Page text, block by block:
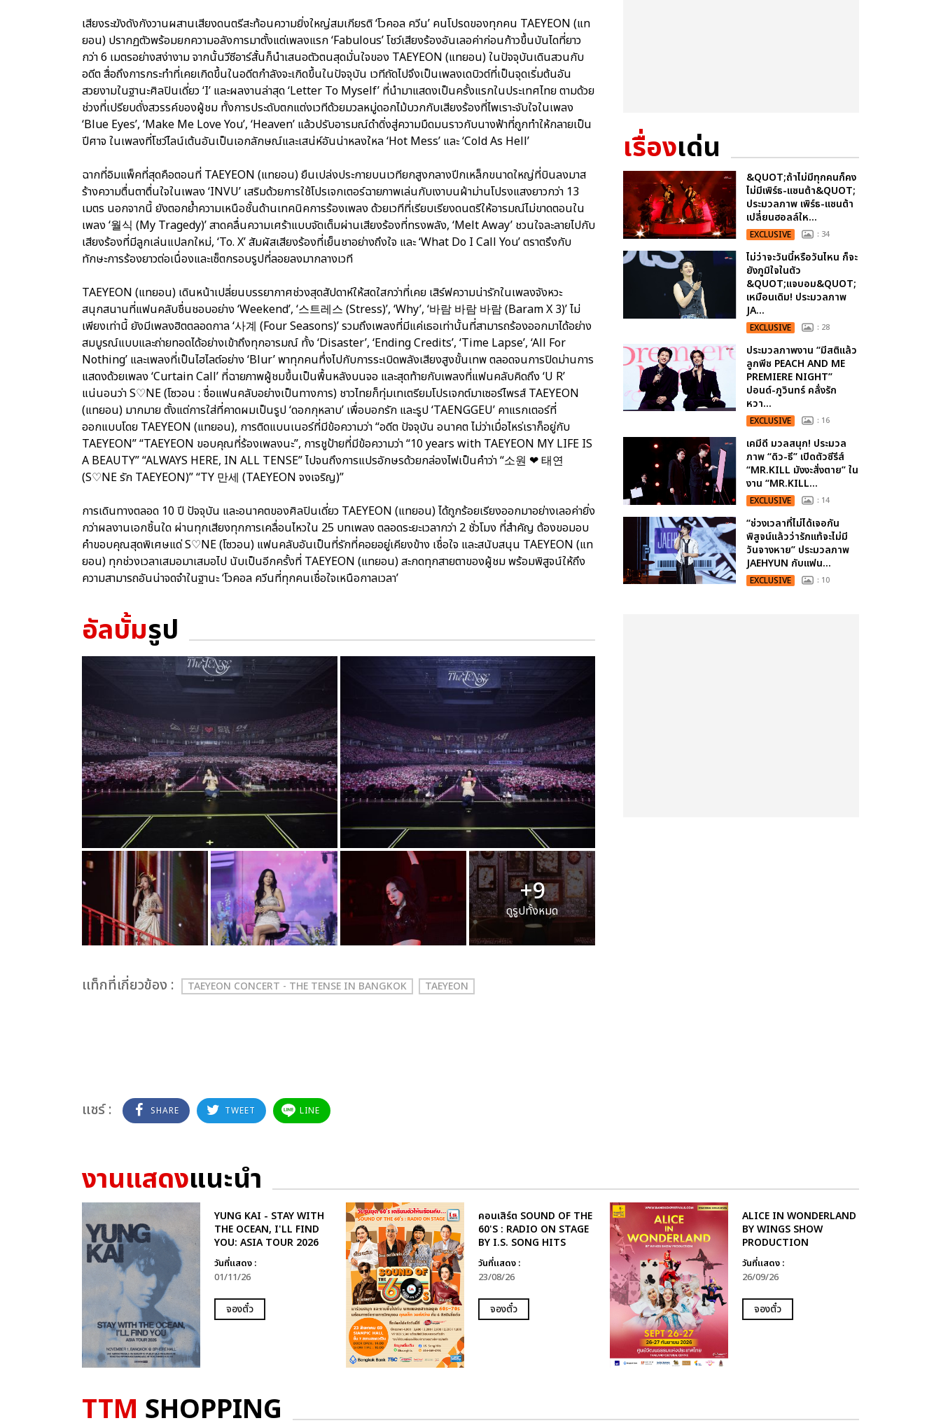
เสียงระฆังดังกังวานผสานเสียงดนตรีสะท้อนความยิ่งใหญ่สมเกียรติ ‘โวคอล ควีน’ คนโปรดของทุกคน TAEYEON (แท
ยอน) ปรากฏตัวพร้อมยกความอลังการมาตั้งแต่เพลงแรก ‘Fabulous’ โชว์เสียงร้องอันเลอค่าก่อนก้าวขึ้นบันไดที่ยาว
กว่า 6 เมตรอย่างสง่างาม จากนั้นวีซีอาร์สั้นก็นำเสนอตัวตนสุดมั่นใจของ TAEYEON (แทยอน) ในปัจจุบันเดินสวนกับ
อดีต สื่อถึงการกระทำที่เคยเกิดขึ้นในอดีตกำลังจะเกิดขึ้นในปัจจุบัน เวทีถัดไปจึงเป็นเพลงเดบิวต์ที่เป็นจุดเริ่มต้นอัน
สวยงามในฐานะศิลปินเดี่ยว ‘I’ และผลงานล่าสุด ‘Letter To Myself’ ที่นำมาแสดงเป็นครั้งแรกในประเทศไทย ตามด้วย
ช่วงที่เปรียบดั่งสวรรค์ของผู้ชม ทั้งการประดับตกแต่งเวทีด้วยมวลหมู่ดอกไม้บวกกับเสียงร้องที่ไพเราะจับใจในเพลง
‘Blue Eyes’, ‘Make Me Love You’, ‘Heaven’ แล้วปรับอารมณ์ดำดิ่งสู่ความมืดมนราวกับนางฟ้าที่ถูกทำให้กลายเป็น
ปีศาจ ในเพลงที่โชว์ไลน์เต้นอันเป็นเอกลักษณ์และเสน่ห์อันน่าหลงใหล ‘Hot Mess’ และ ‘Cold As Hell’
ฉากที่อิมแพ็คที่สุดคือตอนที่ TAEYEON (แทยอน) ยืนเปล่งประกายบนเวทียกสูงกลางปีกเหล็กขนาดใหญ่ที่บินลงมาส
ร้างความตื่นตาตื่นใจในเพลง ‘INVU’ เสริมด้วยการใช้โปรเจกเตอร์ฉายภาพเล่นกับเงาบนผ้าม่านโปรงแสงยาวกว่า 13
เมตร นอกจากนี้ ยังตอกย้ำความเหนือชั้นด้านเทคนิคการร้องเพลง ด้วยเวทีที่เรียบเรียงดนตรีให้อารมณ์ไม่ขาดตอนใน
เพลง ‘월식 (My Tragedy)’ สาดคลื่นความเศร้าแบบจัดเต็มผ่านเสียงร้องที่ทรงพลัง, ‘Melt Away’ ชวนใจละลายไปกับ
เสียงร้องที่มีลูกเล่นแปลกใหม่, ‘To. X’ สัมผัสเสียงร้องที่เย็นชาอย่างถึงใจ และ ‘What Do I Call You’ ตราตรึงกับ
ทักษะการร้องยาวต่อเนื่องและเซ็ตกรอบรูปที่ลอยลงมากลางเวที
TAEYEON (แทยอน) เดินหน้าเปลี่ยนบรรยากาศช่วงสุดสัปดาห์ให้สดใสกว่าที่เคย เสิร์ฟความน่ารักในเพลงจังหวะ
สนุกสนานที่แฟนคลับชื่นชอบอย่าง ‘Weekend’, ‘스트레스 (Stress)’, ‘Why’, ‘바람 바람 바람 (Baram X 3)’ ไม่
เพียงเท่านี้ ยังมีเพลงฮิตตลอดกาล ‘사계 (Four Seasons)’ รวมถึงเพลงที่มีแค่เธอเท่านั้นที่สามารถร้องออกมาได้อย่าง
สมบูรณ์แบบและถ่ายทอดได้อย่างเข้าถึงทุกอารมณ์ ทั้ง ‘Disaster’, ‘Ending Credits’, ‘Time Lapse’, ‘All For
Nothing’ และเพลงที่เป็นไฮไลต์อย่าง ‘Blur’ พาทุกคนทึ่งไปกับการระเบิดพลังเสียงสูงขั้นเทพ ตลอดจนการปิดม่านการ
แสดงด้วยเพลง ‘Curtain Call’ ที่ฉายภาพผู้ชมขึ้นเป็นพื้นหลังบนจอ และสุดท้ายกับเพลงที่แฟนคลับคิดถึง ‘U R’
แน่นอนว่า S♡NE (โซวอน : ชื่อแฟนคลับอย่างเป็นทางการ) ชาวไทยก็ทุ่มเทเตรียมโปรเจกต์มาเซอร์ไพรส์ TAEYEON
(แทยอน) มากมาย ตั้งแต่การใส่ที่คาดผมเป็นรูป ‘ดอกกุหลาบ’ เพื่อบอกรัก และรูป ‘TAENGGEU’ คาแรกเตอร์ที่
ออกแบบโดย TAEYEON (แทยอน), การติดแบนเนอร์ที่มีข้อความว่า “อดีต ปัจจุบัน อนาคต ไม่ว่าเมื่อไหร่เราก็อยู่กับ
TAEYEON” “TAEYEON ขอบคุณที่ร้องเพลงนะ”, การชูป้ายที่มีข้อความว่า “10 years with TAEYEON MY LIFE IS
A BEAUTY” “ALWAYS HERE, IN ALL TENSE” ไปจนถึงการแปรอักษรด้วยกล่องไฟเป็นคำว่า “소원 ❤ 태연
(S♡NE รัก TAEYEON)” “TY 만세 (TAEYEON จงเจริญ)”
การเดินทางตลอด 10 ปี ปัจจุบัน และอนาคตของศิลปินเดี่ยว TAEYEON (แทยอน) ได้ถูกร้อยเรียงออกมาอย่างเลอค่ายิ่ง
กว่าผลงานเอกชิ้นใด ผ่านทุกเสียงทุกการเคลื่อนไหวใน 25 บทเพลง ตลอดระยะเวลากว่า 2 ชั่วโมง ที่สำคัญ ต้องขอมอบ
คำขอบคุณสุดพิเศษแด่ S♡NE (โซวอน) แฟนคลับอันเป็นที่รักที่คอยอยู่เคียงข้าง เชื่อใจ และสนับสนุน TAEYEON (แท
ยอน) ทุกช่วงเวลาเสมอมาเสมอไป นับเป็นอีกครั้งที่ TAEYEON (แทยอน) สะกดทุกสายตาของผู้ชม พร้อมพิสูจน์ให้ถึง
ความสามารถอันน่าจดจำในฐานะ ‘โวคอล ควีนที่ทุกคนเชื่อใจเหนือกาลเวลา’
อัลบั้มรูป
+9
ดูรูปทั้งหมด
เเท็กที่เกี่ยวข้อง : TAEYEON CONCERT - THE TENSE IN BANGKOK TAEYEON
แชร์ : SHARE TWEET LINE
เรื่องเด่น
&QUOT;ถ้าไม่มีทุกคนก็คง
ไม่มีเพิร์ธ-แซนต้า&QUOT;
ประมวลภาพ เพิร์ธ-แซนต้า
เปลี่ยนฮอลล์ให...
EXCLUSIVE : 34
ไม่ว่าจะวันนี้หรือวันไหน ก็จะ
ยังภูมิใจในตัว
&QUOT;แจบอม&QUOT;
เหมือนเดิม! ประมวลภาพ
JA...
EXCLUSIVE : 28
ประมวลภาพงาน “มีสติแล้ว
ลูกพีช PEACH AND ME
PREMIERE NIGHT”
ปอนด์-ภูวินทร์ คลั่งรัก
หวา...
EXCLUSIVE : 16
เคมีดี มวลสนุก! ประมวล
ภาพ “ดิว-ธี” เปิดตัวซีรีส์
“MR.KILL มังงะสั่งตาย” ใน
งาน “MR.KILL...
EXCLUSIVE : 14
“ช่วงเวลาที่ไม่ได้เจอกัน
พิสูจน์แล้วว่ารักแท้จะไม่มี
วันจางหาย” ประมวลภาพ
JAEHYUN กับแฟน...
EXCLUSIVE : 10
งานแสดงแนะนำ
YUNG KAI - STAY WITH
THE OCEAN, I'LL FIND
YOU: ASIA TOUR 2026
วันที่แสดง :
01/11/26
จองตั๋ว
คอนเสิร์ต SOUND OF THE
60'S : RADIO ON STAGE
BY I.S. SONG HITS
วันที่แสดง :
23/08/26
จองตั๋ว
ALICE IN WONDERLAND
BY WINGS SHOW
PRODUCTION
วันที่แสดง :
26/09/26
จองตั๋ว
TTM SHOPPING